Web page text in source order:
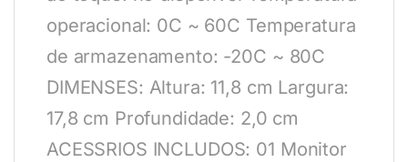
operacional: 0C ~ 60C Temperatura
de armazenamento: -20C ~ 80C
DIMENSES: Altura: 11,8 cm Largura:
17,8 cm Profundidade: 2,0 cm
ACESSRIOS INCLUDOS: 01 Monitor